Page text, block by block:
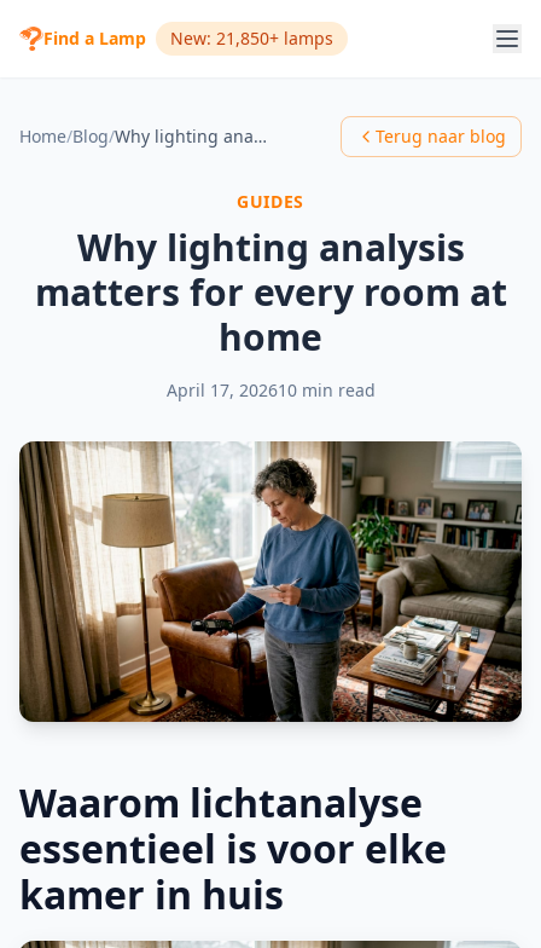
Find a Lamp New: 21,850+ lamps
Home/Blog/ Why lighting analysis matters for every room at home Terug naar blog
GUIDES
Why lighting analysis
matters for every room at
home
April 17, 202610 min read
Waarom lichtanalyse
essentieel is voor elke
kamer in huis